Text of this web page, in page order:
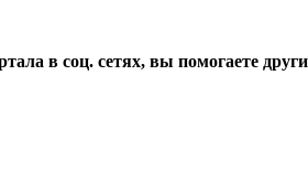
в соц. сетях, вы помогаете